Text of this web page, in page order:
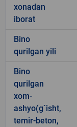
xonadan
iborat
Bino
qurilgan yili
Bino
qurilgan
xom-
ashyo(g`isht,
temir-beton,